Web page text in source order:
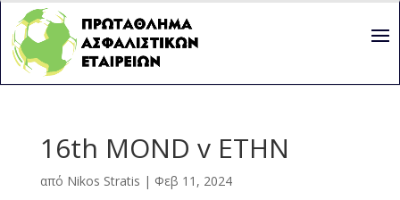
16th MOND v ETHN
από Nikos Stratis | Φεβ 11, 2024